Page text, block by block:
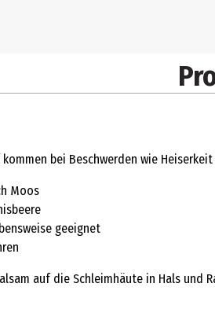
bei Beschwerden wie
Moos
geeignet
auf die Schleimhäute in Hals und